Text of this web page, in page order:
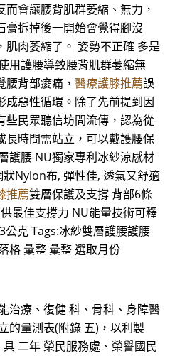
會讓腰背肌群萎縮、無力，
膏拆掉後一開始會覺得腳沒
肌肉萎縮了。 姿勢不正確 多是
用護腰導致腰背肌群萎縮無
背部痠痛， 醫療護膝推薦誤
惡性循環。除了先前提到因
些民眾聽信坊間流傳，認為從
長時間需站立，可以戴護腰保
護腰 NU獨家專利冰紗涼感材
Nylon布, 彈性佳, 透氣又舒適
推薦雙層保護及支撐 背部6條
最佳支撐力 NU能量技術可釋
克 Tags:冰紗雙層護腰護腰
格 彙整 彙整 選取月份
治療、復健 科、骨科、身障醫
的量測表(附錄 五)，以利製
二年 榮民服務處、榮譽國民